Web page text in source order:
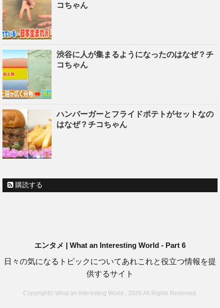
コちゃん
渋谷に人が集まるようになったのはなぜ？チ
コちゃん
ハンバーガーとフライドポテトがセットなの
はなぜ？チコちゃん
購読する
エンタメ | What an Interesting World - Part 6
日々の気になるトピックについてあれこれと役立つ情報を提
供するサイト
Copyright© What an Interesting World , 2026 All Rights Reserved.